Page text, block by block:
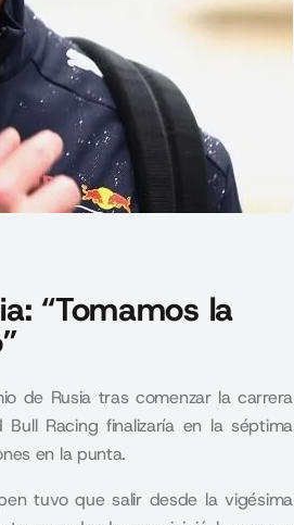
“Tomamos la
de Rusia tras comenzar la carrera
Racing finalizaría en la séptima
en la punta.
tuvo que salir desde la vigésima